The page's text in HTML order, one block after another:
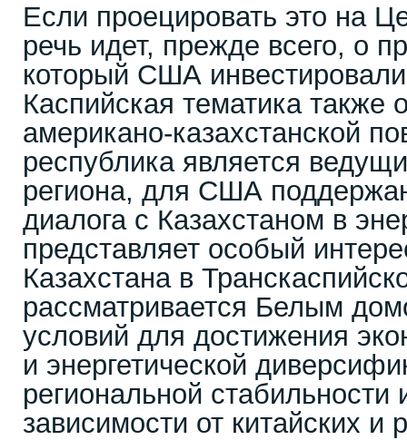
Если проецировать это на
речь идет, прежде всего, о
который США
Каспийская тематика также
американо-казахстанской
республика является
региона, для США
диалога с Казахстаном в
представляет особый
Казахстана в
рассматривается Белым
условий для достижения
и энергетической
региональной стабильности
зависимости от китайских и